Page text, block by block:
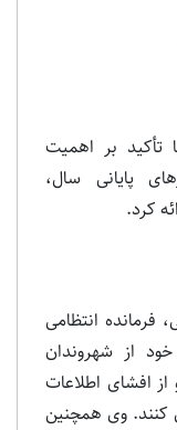
تأکید بر اهمیت
پایانی سال،
کرد.
فرمانده انتظامی
از شهروندان
افشای اطلاعات
کنند. وی همچنین